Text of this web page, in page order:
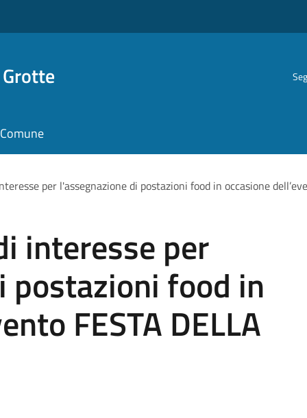
per l'assegnazione di postazioni food in occasione
interesse per
postazioni food in
FESTA DELLA